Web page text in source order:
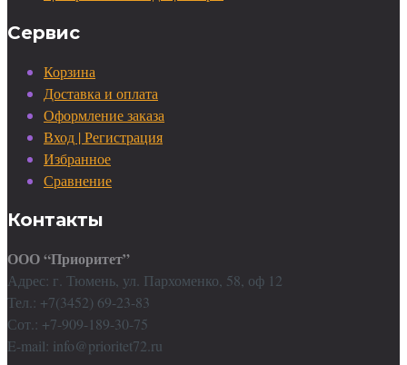
Сервис
Корзина
Доставка и оплата
Оформление заказа
Вход | Регистрация
Избранное
Сравнение
Контакты
ООО “Приоритет”
Адрес: г. Тюмень, ул. Пархоменко, 58, оф 12
Тел.: +7(3452) 69-23-83
Сот.: +7-909-189-30-75
E-mail: info@prioritet72.ru